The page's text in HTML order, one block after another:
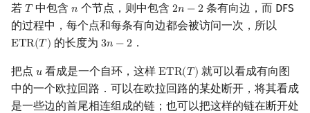
Min_25 筛
类欧几里德算法
矩阵树定理
LGV 引理
最大团搜索算法
若 𝑇
T 中包含𝑛
n 个节点，则中包含 2𝑛 −2
2n−2
条有向边，而 DFS
的过程中，每个点和每条有向边都会被访问一次，所以
ETR(𝑇 )
ETR(T) 的长度为 3𝑛 −2
3n−2 ．
把点 𝑢
u 看成是一个自环，这样ETR(𝑇)
ETR(T)
就可以看成有向图
中的一个欧拉回路．可以在欧拉回路的某处断开，将其看成
是一些边的首尾相连组成的链；也可以把这样的链在断开处